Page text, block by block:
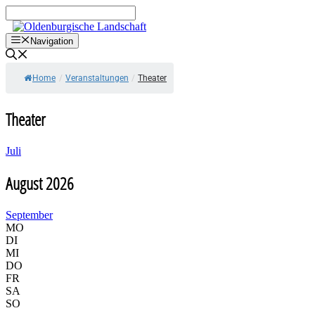
Inhalt
springenNavigation
Home / Veranstaltungen / Theater
Theater
Juli
August 2026
September
MO
DI
MI
DO
FR
SA
SO